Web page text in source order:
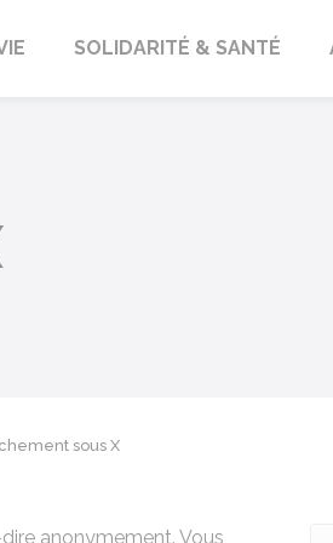
SOLIDARITÉ & SANTÉ
sous X
anonymement. Vous